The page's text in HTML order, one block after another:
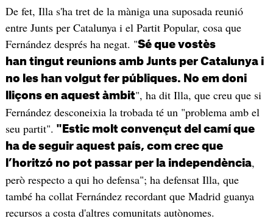
De fet, Illa s'ha tret de la màniga una suposada reunió
entre Junts per Catalunya i el Partit Popular, cosa que
Fernández després ha negat. "Sé que vostès
han tingut reunions amb Junts per Catalunya i
no les han volgut fer públiques. No em doni
lliçons en aquest àmbit", ha dit Illa, que creu que si
Fernández desconeixia la trobada té un "problema amb el
seu partit". "Estic molt convençut del camí que
ha de seguir aquest país, com crec que
l’horitzó no pot passar per la independència,
però respecto a qui ho defensa"; ha defensat Illa, que
també ha collat Fernández recordant que Madrid guanya
recursos a costa d'altres comunitats autònomes.